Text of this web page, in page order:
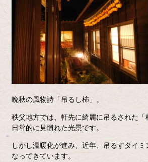
晩秋の風物詩「吊るし柿」。
秩父地方では、軒先に綺麗に吊るされた「
日常的に見慣れた光景です。
しかし温暖化が進み、近年、吊るすタイミ
なってきています。